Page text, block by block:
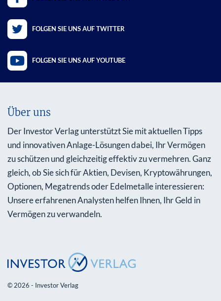
FOLGEN SIE UNS AUF TWITTER
FOLGEN SIE UNS AUF YOUTUBE
Über uns
Der Investor Verlag unterstützt Sie mit aktuellen Tipps
und innovativen Anlage-Lösungen dabei, Ihr Vermögen
zu schützen und gleichzeitig effektiv zu vermehren. Ganz
gleich, ob Sie sich für Aktien, Devisen, Kryptowährungen,
Optionen, Megatrends oder Edelmetalle interessieren:
Unsere erfahrenen Analysten helfen Ihnen, Ihr Geld in
Vermögen zu verwandeln.
© 2026 - Investor Verlag